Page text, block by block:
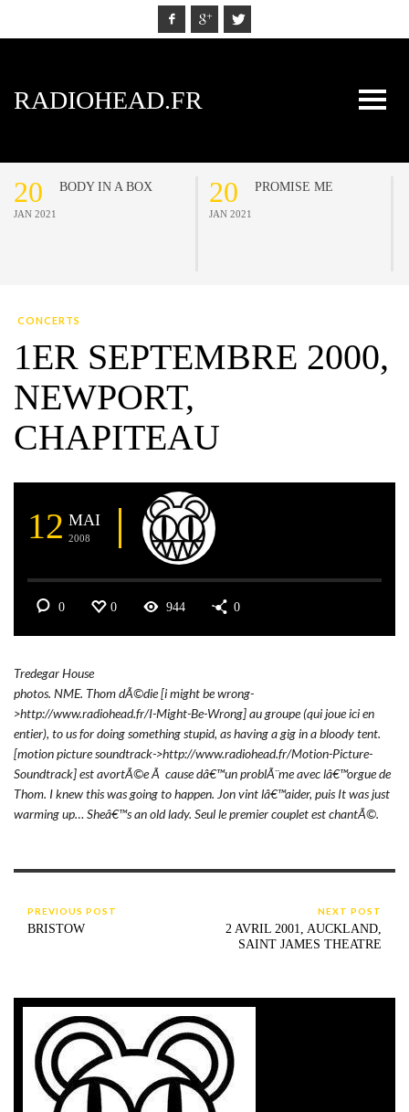
RADIOHEAD.FR
20
JAN 2021
BODY IN A BOX 20
JAN 2021
PROMISE ME
CONCERTS
1ER SEPTEMBRE 2000,
NEWPORT,
CHAPITEAU
12 MAI
2008
0 0 944 0
Tredegar House
photos. NME. Thom dÃ©die [i might be wrong-
>http://www.radiohead.fr/I-Might-Be-Wrong] au groupe (qui joue ici en
entier), to us for doing something stupid, as having a gig in a bloody tent.
[motion picture soundtrack->http://www.radiohead.fr/Motion-Picture-
Soundtrack] est avortÃ©e Ã cause dâ€™un problÃ¨me avec lâ€™orgue de
Thom. I knew this was going to happen. Jon vint lâ€™aider, puis It was just
warming up… Sheâ€™s an old lady. Seul le premier couplet est chantÃ©.
PREVIOUS POST
BRISTOW
NEXT POST
2 AVRIL 2001, AUCKLAND,
SAINT JAMES THEATRE